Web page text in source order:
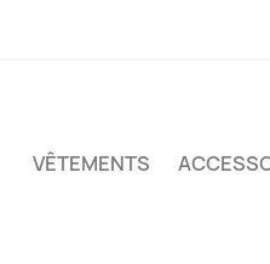
VÊTEMENTS